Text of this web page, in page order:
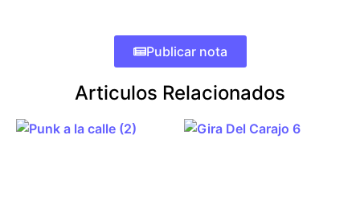
Publicar nota
Articulos Relacionados